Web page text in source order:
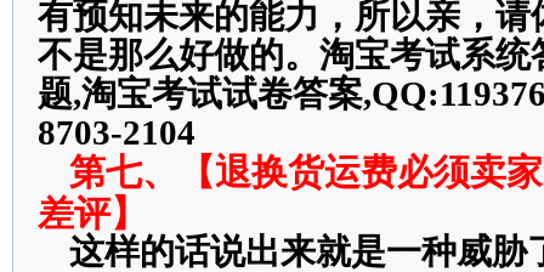
有预知未来的能力，所以亲，请
不是那么好做的。淘宝考试系统
题,淘宝考试试卷答案
8703-2104
第七、【退换货运费必须卖
差评】
这样的话说出来就是一种威胁